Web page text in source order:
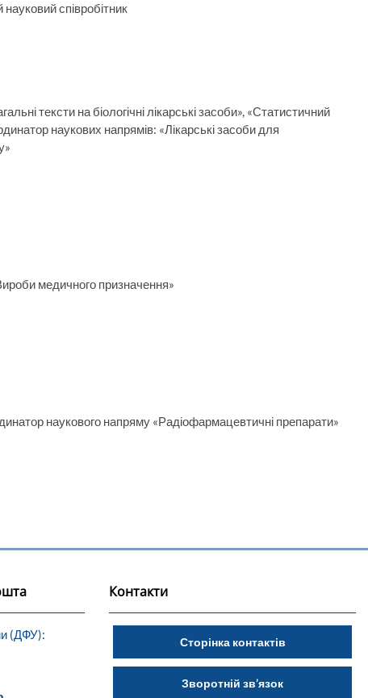
співробітник
тексти на біологічні лікарські засоби», «Статистичний
наукових напрямів: «Лікарські засоби для
медичного призначення»
наукового напряму «Радіофармацевтичні препарати»
(ДФУ):
Контакти
Сторінка контактів
Зворотній зв’язок